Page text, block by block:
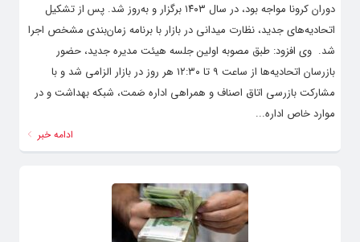
دوران کرونا مواجه بود، در سال ۱۴۰۳ برگزار و به‌روز شد. پس از تشکیل
اتحادیه‌های جدید، نظارت میدانی در بازار با برنامه‌ زمان‌بندی مشخص اجرا
شد. ‌ وی افزود: طبق مصوبه اولین جلسه هیئت مدیره جدید، حضور
بازرسان اتحادیه‌ها از ساعت ۹ تا ۱۲:۳۰ هر روز در بازار الزامی شد و با
مشارکت بازرسی اتاق اصناف و همراهی اداره صَمت، شبکه بهداشت و در
موارد خاص اداره...
ادامه خبر